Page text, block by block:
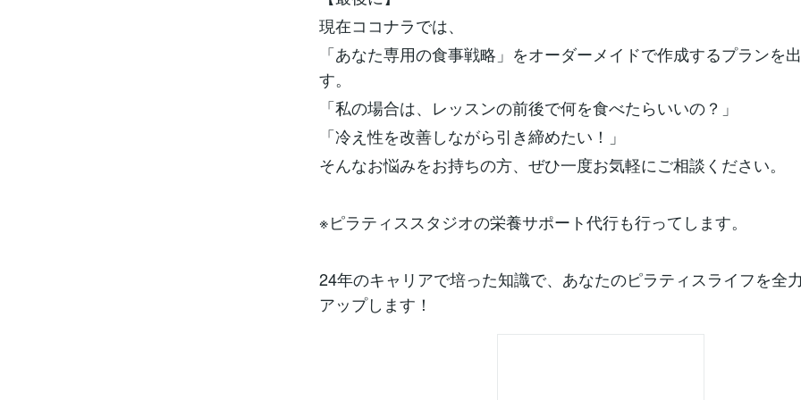
現在ココナラでは、
「あなた専用の食事戦略」をオーダーメイドで作成するプランを
す。
「私の場合は、レッスンの前後で何を食べたらいいの？」
「冷え性を改善しながら引き締めたい！」
そんなお悩みをお持ちの方、ぜひ一度お気軽にご相談ください。
※ピラティススタジオの栄養サポート代行も行ってします。
24年のキャリアで培った知識で、あなたのピラティスライフを全
アップします！